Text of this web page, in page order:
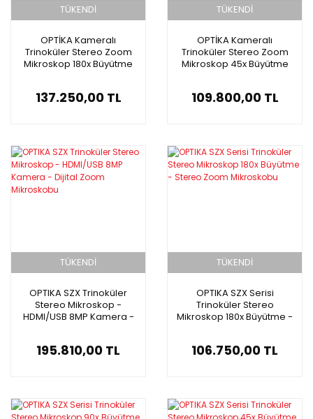
TÜKENDİ
OPTİKA Kameralı
Trinoküler Stereo Zoom
Mikroskop 180x Büyütme
137.250,00 TL
TÜKENDİ
OPTİKA Kameralı
Trinoküler Stereo Zoom
Mikroskop 45x Büyütme
109.800,00 TL
TÜKENDİ
OPTIKA SZX Trinoküler
Stereo Mikroskop -
HDMI/USB 8MP Kamera -
195.810,00 TL
TÜKENDİ
OPTIKA SZX Serisi
Trinoküler Stereo
Mikroskop 180x Büyütme -
106.750,00 TL